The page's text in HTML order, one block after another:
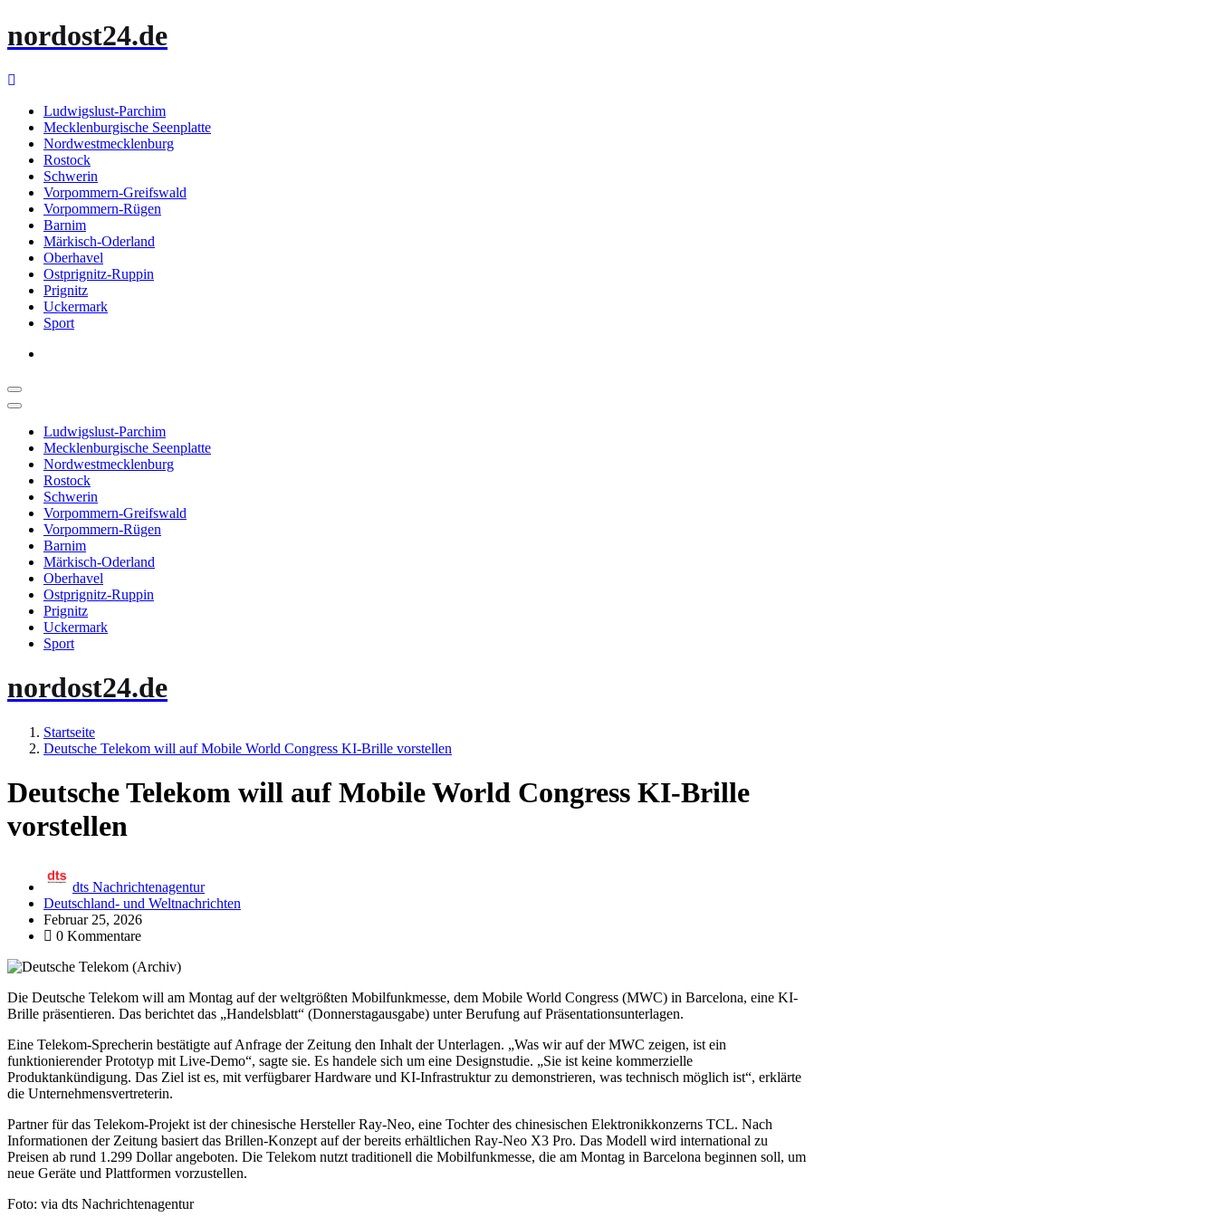
Inhalt
nordost24.de
Ludwigslust-Parchim
Mecklenburgische Seenplatte
Nordwestmecklenburg
Rostock
Schwerin
Vorpommern-Greifswald
Vorpommern-Rügen
Barnim
Märkisch-Oderland
Oberhavel
Ostprignitz-Ruppin
Prignitz
Uckermark
Sport
Ludwigslust-Parchim
Mecklenburgische Seenplatte
Nordwestmecklenburg
Rostock
Schwerin
Vorpommern-Greifswald
Vorpommern-Rügen
Barnim
Märkisch-Oderland
Oberhavel
Ostprignitz-Ruppin
Prignitz
Uckermark
Sport
nordost24.de
Startseite
Deutsche Telekom will auf Mobile World Congress KI-Brille vorstellen
Deutsche Telekom will auf Mobile World Congress KI-Brille
vorstellen
dts Nachrichtenagentur
Deutschland- und Weltnachrichten
Februar 25, 2026
0 Kommentare
Die Deutsche Telekom will am Montag auf der weltgrößten Mobilfunkmesse, dem Mobile World Congress (MWC) in Barcelona, eine KI-
Brille präsentieren. Das berichtet das „Handelsblatt“ (Donnerstagausgabe) unter Berufung auf Präsentationsunterlagen.
Eine Telekom-Sprecherin bestätigte auf Anfrage der Zeitung den Inhalt der Unterlagen. „Was wir auf der MWC zeigen, ist ein
funktionierender Prototyp mit Live-Demo“, sagte sie. Es handele sich um eine Designstudie. „Sie ist keine kommerzielle
Produktankündigung. Das Ziel ist es, mit verfügbarer Hardware und KI-Infrastruktur zu demonstrieren, was technisch möglich ist“, erklärte
die Unternehmensvertreterin.
Partner für das Telekom-Projekt ist der chinesische Hersteller Ray-Neo, eine Tochter des chinesischen Elektronikkonzerns TCL. Nach
Informationen der Zeitung basiert das Brillen-Konzept auf der bereits erhältlichen Ray-Neo X3 Pro. Das Modell wird international zu
Preisen ab rund 1.299 Dollar angeboten. Die Telekom nutzt traditionell die Mobilfunkmesse, die am Montag in Barcelona beginnen soll, um
neue Geräte und Plattformen vorzustellen.
Foto: via dts Nachrichtenagentur